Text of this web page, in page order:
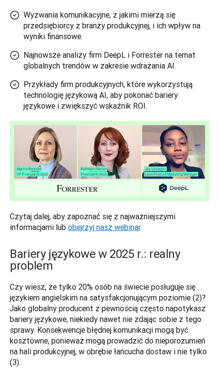
Wyzwania komunikacyjne, z jakimi mierzą się
przedsiębiorcy z branży produkcyjnej, i ich wpływ na
wyniki finansowe.
Najnowsze analizy firm DeepL i Forrester na temat
globalnych trendów w zakresie wdrażania AI.
Przykłady firm produkcyjnych, które wykorzystują
technologię językową AI, aby pokonać bariery
językowe i zwiększyć wskaźnik ROI.
Czytaj dalej, aby zapoznać się z najważniejszymi
informacjami lub obejrzyj nasz webinar.
Bariery językowe w 2025 r.: realny
problem
Czy wiesz, że tylko 20% osób na świecie posługuje się
językiem angielskim na satysfakcjonującym poziomie (2)?
Jako globalny producent z pewnością często napotykasz
bariery językowe, niekiedy nawet nie zdając sobie z tego
sprawy. Konsekwencje błędnej komunikacji mogą być
kosztowne, ponieważ mogą prowadzić do nieporozumień
na hali produkcyjnej, w obrębie łańcucha dostaw i nie tylko
(3).